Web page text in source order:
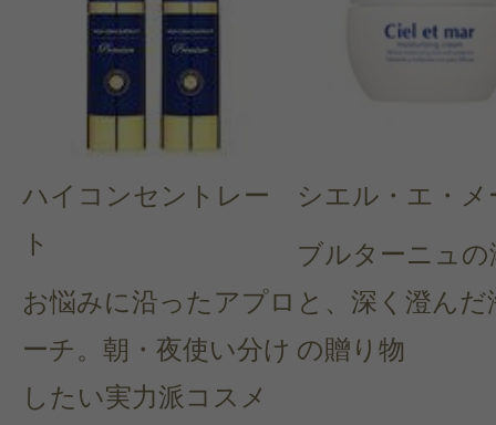
ハイコンセントレー
ト
お悩みに沿ったアプロ
ーチ。朝・夜使い分け
したい実力派コスメ
シエル・エ・メ
ブルターニュの
と、深く澄んだ
の贈り物